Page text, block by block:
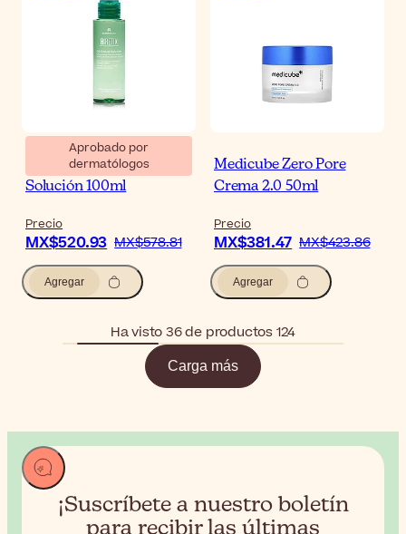
Aprobado por
dermatólogos
Biretix Oil Control
Solución 100ml
Precio
MX$520.93 MX$578.81
Agregar
Medicube Zero Pore
Crema 2.0 50ml
Precio
MX$381.47 MX$423.86
Agregar
Ha visto 36 de productos 124
Carga más
¡Suscríbete a nuestro boletín
para recibir las últimas